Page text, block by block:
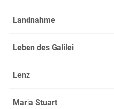
Landnahme
Leben des Galilei
Lenz
Maria Stuart